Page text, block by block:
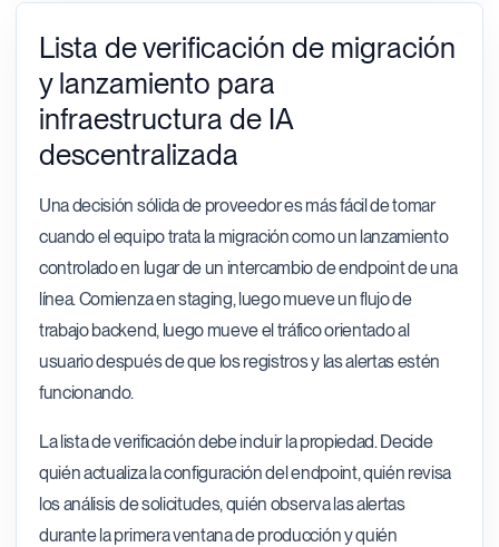
Lista de verificación de migración
y lanzamiento para
infraestructura de IA
descentralizada
Una decisión sólida de proveedor es más fácil de tomar
cuando el equipo trata la migración como un lanzamiento
controlado en lugar de un intercambio de endpoint de una
línea. Comienza en staging, luego mueve un flujo de
trabajo backend, luego mueve el tráfico orientado al
usuario después de que los registros y las alertas estén
funcionando.
La lista de verificación debe incluir la propiedad. Decide
quién actualiza la configuración del endpoint, quién revisa
los análisis de solicitudes, quién observa las alertas
durante la primera ventana de producción y quién